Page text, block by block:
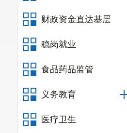
财政资金直达基层
稳岗就业
食品药品监管
义务教育
医疗卫生